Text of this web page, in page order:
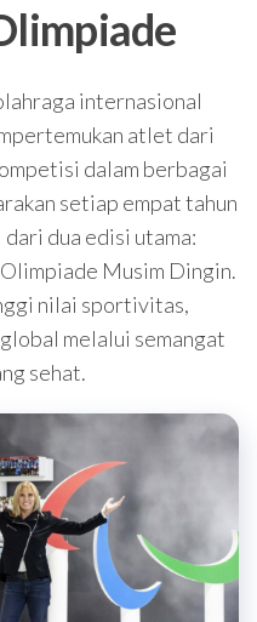
internasional
atlet dari
dalam berbagai
setiap empat tahun
dua edisi utama:
Musim Dingin.
nilai sportivitas,
melalui semangat
sehat.